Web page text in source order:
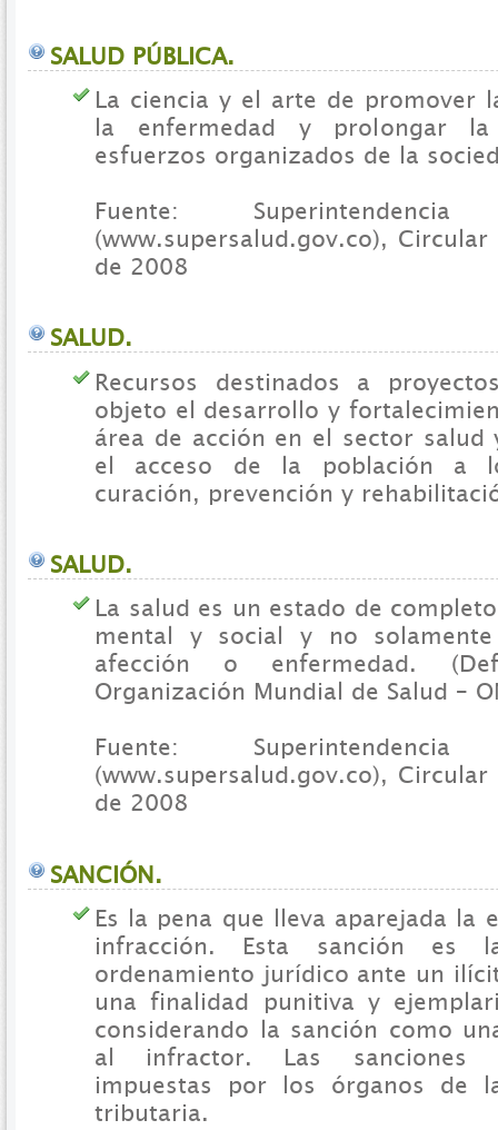
SALUD PÚBLICA.
La ciencia y el arte de promover
la enfermedad y prolongar
esfuerzos organizados de la
Fuente:
(www.supersalud.gov.co),
de 2008
SALUD.
Recursos destinados a
objeto el desarrollo y
área de acción en el sector salud
el acceso de la población a
curación, prevención y
SALUD.
La salud es un estado de
mental y social y no
afección o enfermedad.
Organización Mundial de Salud –
Fuente:
(www.supersalud.gov.co),
de 2008
SANCIÓN.
Es la pena que lleva aparejada la
infracción. Esta sanción es
ordenamiento jurídico ante un
una finalidad punitiva y
considerando la sanción como
al infractor. Las sanciones
impuestas por los órganos de
tributaria.